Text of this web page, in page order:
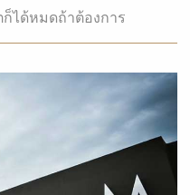
ก็ได้หมดถ้าต้องการ